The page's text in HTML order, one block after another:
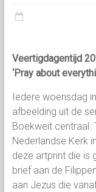
Veertigdagentijd
‘Pray about
Iedere woensdag
afbeelding uit de
Boekweit centraal.
Nederlandse Kerk
deze artprint die is
brief aan de
aan Jezus die